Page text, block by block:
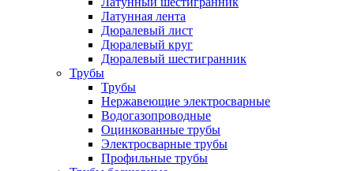
Латунная лента
Дюралевый лист
Дюралевый круг
Дюралевый шестигранник
Трубы
Трубы
Нержавеющие электросварные
Водогазопроводные
Оцинкованные трубы
Электросварные трубы
Профильные трубы